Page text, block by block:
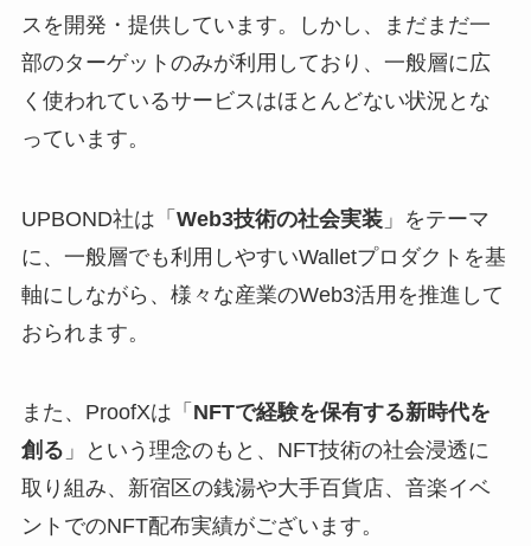
スを開発・提供しています。しかし、まだまだ一
部のターゲットのみが利用しており、一般層に広
く使われているサービスはほとんどない状況とな
っています。
UPBOND社は「 Web3技術の社会実装」をテーマ
に、一般層でも利用しやすいWalletプロダクトを基
軸にしながら、様々な産業のWeb3活用を推進して
おられます。
また、ProofXは「 NFTで経験を保有する新時代を
創る 」という理念のもと、NFT技術の社会浸透に
取り組み、新宿区の銭湯や大手百貨店、音楽イベ
ントでのNFT配布実績がございます。